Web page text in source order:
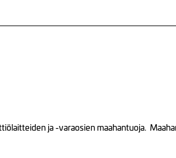
ja -varaosien maahantuoja.